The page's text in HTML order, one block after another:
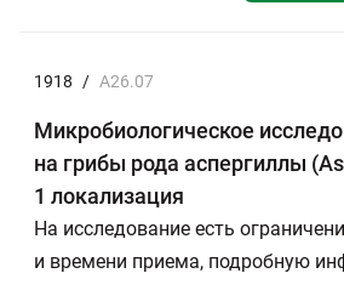
1918 / А26.07
Микробиологическое
на грибы рода аспергиллы
1 локализация
На исследование есть
и времени приема, подробную